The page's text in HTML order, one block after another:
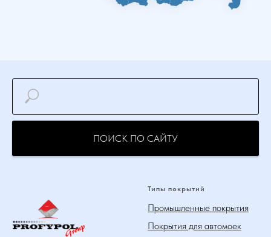
ПОИСК ПО САЙТУ
Типы покрытий
Промышленные покрытия
Покрытия для автомоек